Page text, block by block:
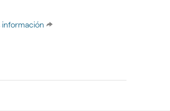
información